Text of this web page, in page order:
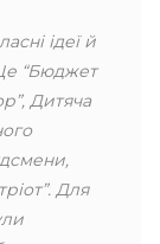
ідеї й
“Бюджет
Дитяча
Для